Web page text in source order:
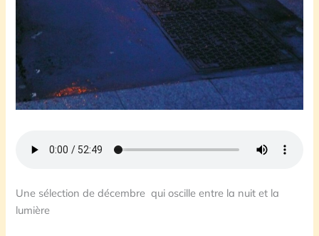
Une sélection de décembre qui oscille entre la nuit et la
lumière